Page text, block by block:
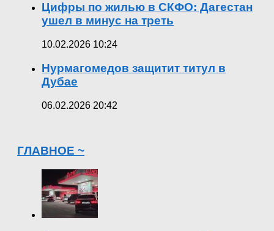
Цифры по жилью в СКФО: Дагестан
ушел в минус на треть
10.02.2026 10:24
Нурмагомедов защитит титул в
Дубае
06.02.2026 20:42
ГЛАВНОЕ ~